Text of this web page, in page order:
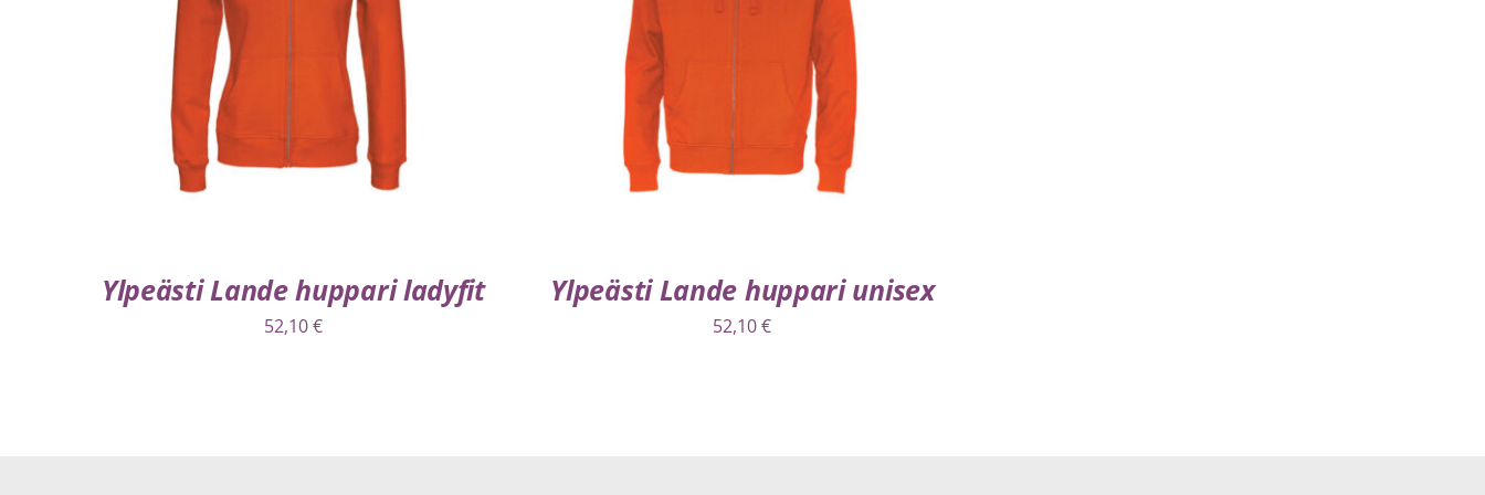
VALITSE VAIHTOEHDOISTA / LISÄTIEDOT
Ylpeästi Lande huppari ladyfit
52,10€
VALITSE VAIHTOEHDOISTA LISÄTIEDOT
Ylpeästi Lande huppari unisex
52,10€